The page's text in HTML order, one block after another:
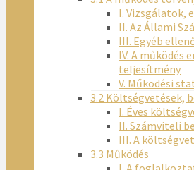
I. Vizsgálatok,
II. Az Állami
III. Egyéb
IV. A működés
teljesítmény
V. Működési
3.2 Költségvetések,
I. Éves
II. Számviteli
III. A
3.3 Működés